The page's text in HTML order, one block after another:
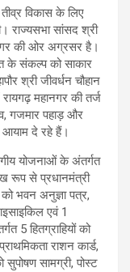
विकास के लिए
राज्यसभा सांसद श्री
की ओर अग्रसर है।
के संकल्प को साकार
श्री जीवर्धन चौहान
महानगर की तर्ज
गजमार पहाड़ और
दे रहे हैं।
योजनाओं के अंतर्गत
रूप से प्रधानमंत्री
भवन अनुज्ञा पत्र,
एवं 1
5 हितग्राहियों को
राशन कार्ड,
सुपोषण सामग्री, पोस्ट